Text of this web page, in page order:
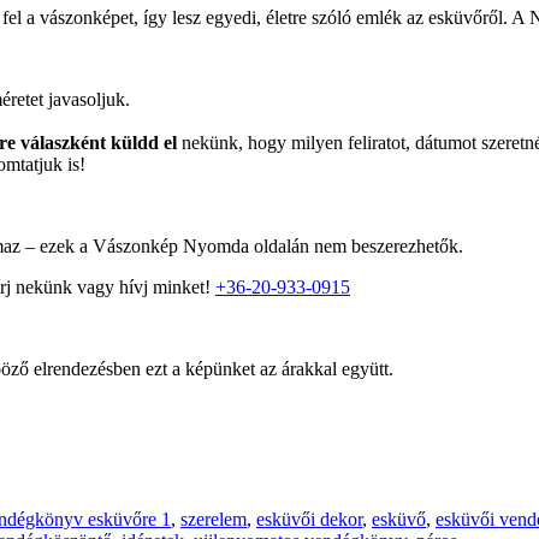
a vászonképet, így lesz egyedi, életre szóló emlék az esküvőről. A
javasoljuk.
válaszként küldd el nekünk, hogy milyen feliratot, dátumot
is!
– ezek a Vászonkép Nyomda oldalán nem beszerezhetők.
nekünk vagy hívj minket! +36-20-933-0915
elrendezésben ezt a képünket az árakkal együtt.
esküvőre 1 , szerelem, esküvői dekor, esküvő, esküvői